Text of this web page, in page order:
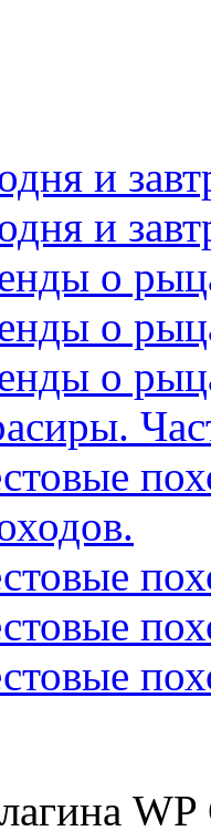
и
и
о
о
о